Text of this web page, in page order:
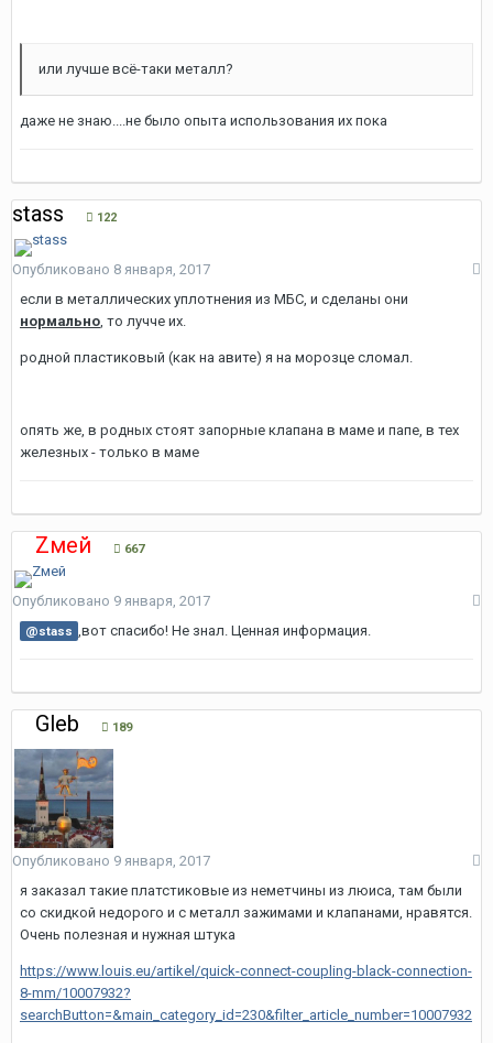
или лучше всё-таки металл?
даже не знаю....не было опыта использования их пока
stass 122
Опубликовано 8 января, 2017
если в металлических уплотнения из МБС, и сделаны они
нормально , то лучче их.
родной пластиковый (как на авите) я на морозце сломал.
опять же, в родных стоят запорные клапана в маме и папе, в тех
железных - только в маме
Zмей 667
Опубликовано 9 января, 2017
@stass ,вот спасибо! Не знал. Ценная информация.
Gleb 189
Опубликовано 9 января, 2017
я заказал такие платстиковые из неметчины из люиса, там были
со скидкой недорого и с металл зажимами и клапанами, нравятся.
Очень полезная и нужная штука
https://www.louis.eu/artikel/quick-connect-coupling-black-connection-
8-mm/10007932?
searchButton=&main_category_id=230&filter_article_number=10007932